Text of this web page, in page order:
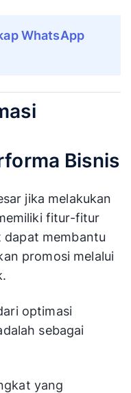
WhatsApp
Bisnis
jika melakukan
fitur-fitur
membantu
promosi melalui
optimasi
sebagai
yang